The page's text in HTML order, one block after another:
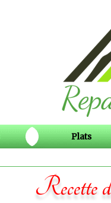
Plats
Recette